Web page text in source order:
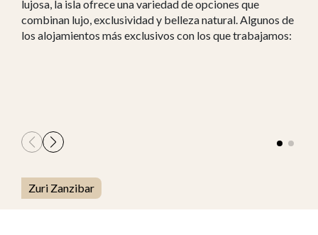
lujosa, la isla ofrece una variedad de opciones que
combinan lujo, exclusividad y belleza natural. Algunos de
los alojamientos más exclusivos con los que trabajamos:
Zuri Zanzibar